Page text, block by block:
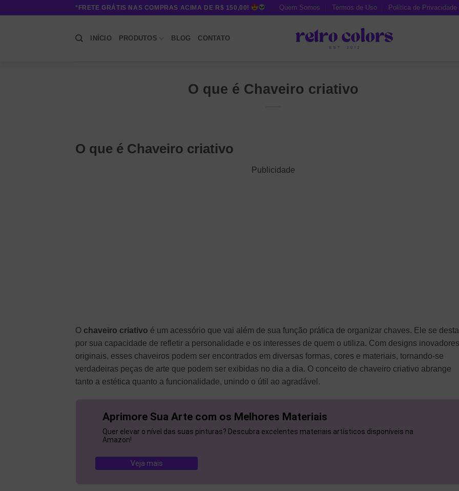
*FRETE GRÁTIS NAS COMPRAS ACIMA DE R$ 150,00! Quem Somos Termos de Uso Política de Privacidade
INÍCIO PRODUTOS BLOG CONTATO
O que é Chaveiro criativo
O que é Chaveiro criativo
Publicidade
O chaveiro criativo é um acessório que vai além de sua função prática de organizar chaves. Ele se
por sua capacidade de refletir a personalidade e os interesses de quem o utiliza. Com designs
originais, esses chaveiros podem ser encontrados em diversas formas, cores e materiais, tornando-se
verdadeiras peças de arte que podem ser exibidas no dia a dia. O conceito de chaveiro criativo abrange
tanto a estética quanto a funcionalidade, unindo o útil ao agradável.
Aprimore Sua Arte com os Melhores Materiais
Quer elevar o nível das suas pinturas? Descubra excelentes materiais artísticos disponíveis na
Amazon!
Veja mais